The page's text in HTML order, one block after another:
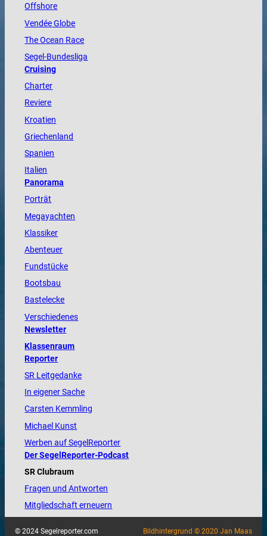
Offshore
VendéeGlobe
TheOcean Race
Segel-Bundesliga
Cruising
Charter
Reviere
Kroatien
Griechenland
Spanien
Italien
Panorama
Porträt
Megayachten
Klassiker
Abenteuer
Fundstücke
Bootsbau
Bastelecke
Verschiedenes
Newsletter
Klassenraum
Reporter
SR Leitgedanke
In eigener Sache
Carsten Kemmling
Michael Kunst
Werben auf SegelReporter
Der SegelReporter-Podcast
SR Clubraum
Fragen und Antworten
Mitgliedschaft erneuern
© 2024 Segelreporter.com Bildhintergrund © 2020 Jan Maas